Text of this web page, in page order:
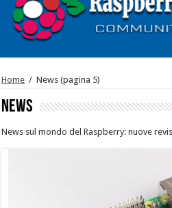
Home / News (pagina 5)
News
News sul mondo del Raspberry: nuove